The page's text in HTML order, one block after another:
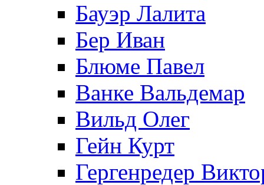
Бауэр Лалита
Бер Иван
Блюме Павел
Ванке Вальдемар
Вильд Олег
Гейн Курт
Гергенредер